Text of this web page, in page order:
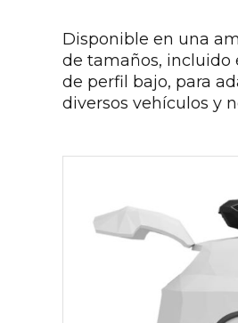
Disponible en una
de tamaños, incluido
de perfil bajo, para
diversos vehículos y